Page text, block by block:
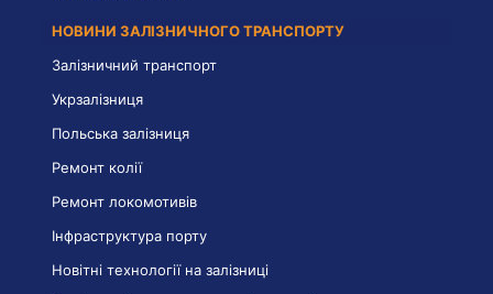
НОВИНИ ЗАЛІЗНИЧНОГО ТРАНСПОРТУ
Залізничний транспорт
Укрзалізниця
Польська залізниця
Ремонт колії
Ремонт локомотивів
Інфраструктура порту
Новітні технології на залізниці